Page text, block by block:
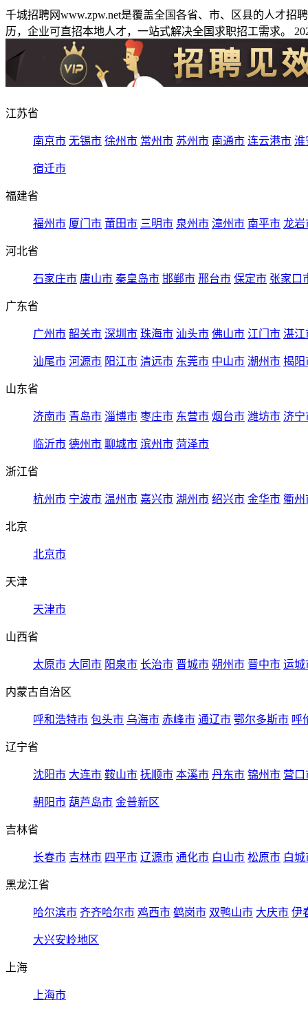
千城招聘网www.zpw.net是覆盖全国各省、市、区县的人才
历，企业可直招本地人才，一站式解决全国求职招工需求。
江苏省
南京市 无锡市 徐州市 常州市 苏州市 南通市 连云港市 淮
宿迁市
福建省
福州市 厦门市 莆田市 三明市 泉州市 漳州市 南平市 龙岩
河北省
石家庄市 唐山市 秦皇岛市 邯郸市 邢台市 保定市 张家口
广东省
广州市 韶关市 深圳市 珠海市 汕头市 佛山市 江门市 湛江
汕尾市 河源市 阳江市 清远市 东莞市 中山市 潮州市 揭阳
山东省
济南市 青岛市 淄博市 枣庄市 东营市 烟台市 潍坊市 济宁
临沂市 德州市 聊城市 滨州市 菏泽市
浙江省
杭州市 宁波市 温州市 嘉兴市 湖州市 绍兴市 金华市 衢州
北京
北京市
天津
天津市
山西省
太原市 大同市 阳泉市 长治市 晋城市 朔州市 晋中市 运城
内蒙古自治区
呼和浩特市 包头市 乌海市 赤峰市 通辽市 鄂尔多斯市 呼
辽宁省
沈阳市 大连市 鞍山市 抚顺市 本溪市 丹东市 锦州市 营口
朝阳市 葫芦岛市 金普新区
吉林省
长春市 吉林市 四平市 辽源市 通化市 白山市 松原市 白城
黑龙江省
哈尔滨市 齐齐哈尔市 鸡西市 鹤岗市 双鸭山市 大庆市 伊
大兴安岭地区
上海
上海市